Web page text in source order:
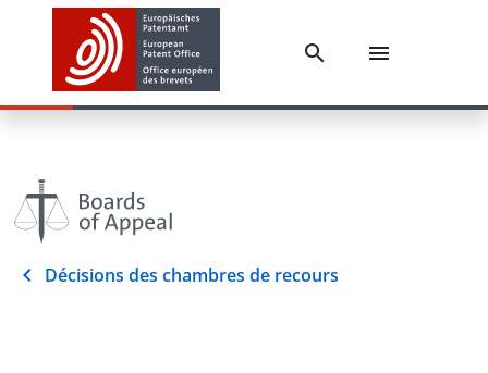
Décisions des chambres de recours